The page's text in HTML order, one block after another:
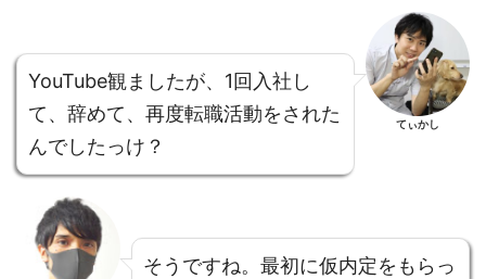
YouTube観ましたが、1回入社し
て、辞めて、再度転職活動をされた
んでしたっけ？
てぃかし
そうですね。最初に仮内定をもらっ